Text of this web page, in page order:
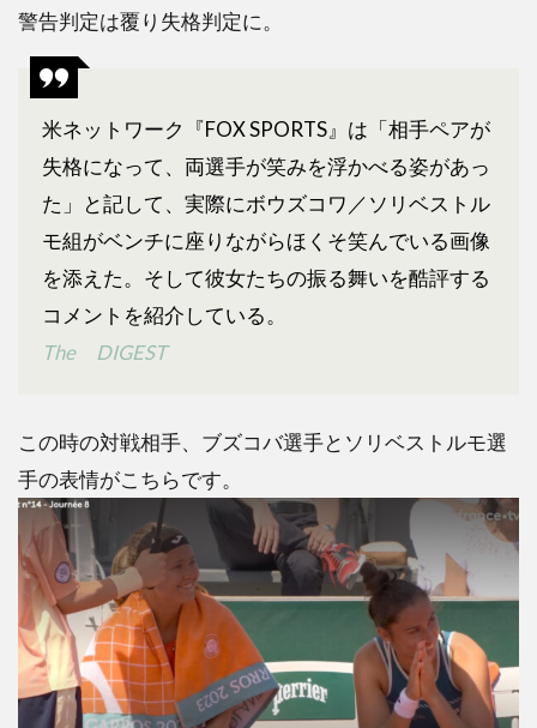
警告判定は覆り失格判定に。
米ネットワーク『FOX SPORTS』は「相手ペアが
失格になって、両選手が笑みを浮かべる姿があっ
た」と記して、実際にボウズコワ／ソリベストル
モ組がベンチに座りながらほくそ笑んでいる画像
を添えた。そして彼女たちの振る舞いを酷評する
コメントを紹介している。
The DIGEST
この時の対戦相手、ブズコバ選手とソリベストルモ選
手の表情がこちらです。